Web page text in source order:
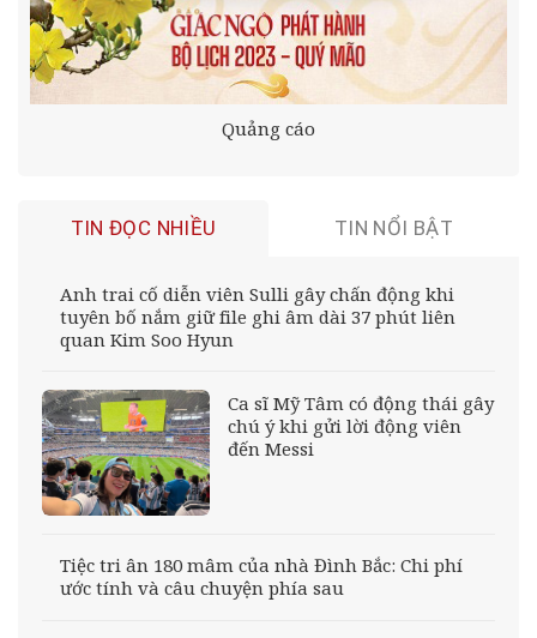
Quảng cáo
TIN ĐỌC NHIỀU TIN NỔI BẬT
Anh trai cố diễn viên Sulli gây chấn động khi
tuyên bố nắm giữ file ghi âm dài 37 phút liên
quan Kim Soo Hyun
Ca sĩ Mỹ Tâm có động thái gây
chú ý khi gửi lời động viên
đến Messi
Tiệc tri ân 180 mâm của nhà Đình Bắc: Chi phí
ước tính và câu chuyện phía sau